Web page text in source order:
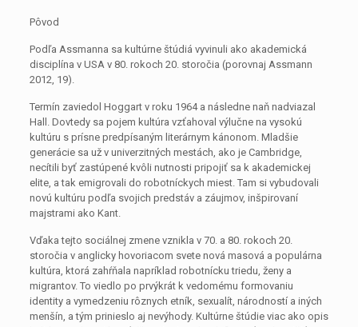
Pôvod
Podľa Assmanna sa kultúrne štúdiá vyvinuli ako akademická
disciplína v USA v 80. rokoch 20. storočia (porovnaj Assmann
2012, 19).
Termín zaviedol Hoggart v roku 1964 a následne naň nadviazal
Hall. Dovtedy sa pojem kultúra vzťahoval výlučne na vysokú
kultúru s prísne predpísaným literárnym kánonom. Mladšie
generácie sa už v univerzitných mestách, ako je Cambridge,
necítili byť zastúpené kvôli nutnosti pripojiť sa k akademickej
elite, a tak emigrovali do robotníckych miest. Tam si vybudovali
novú kultúru podľa svojich predstáv a záujmov, inšpirovaní
majstrami ako Kant.
Vďaka tejto sociálnej zmene vznikla v 70. a 80. rokoch 20.
storočia v anglicky hovoriacom svete nová masová a populárna
kultúra, ktorá zahŕňala napríklad robotnícku triedu, ženy a
migrantov. To viedlo po prvýkrát k vedomému formovaniu
identity a vymedzeniu rôznych etník, sexualít, národností a iných
menšín, a tým prinieslo aj nevýhody. Kultúrne štúdie viac ako opis